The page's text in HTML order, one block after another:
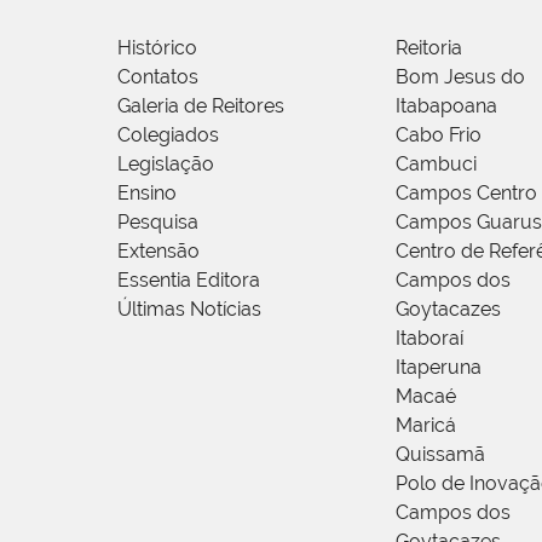
Histórico
Contatos
Galeria de Reitores
Colegiados
Legislação
Ensino
Pesquisa
Extensão
Essentia Editora
Últimas Notícias
Reitoria
Bom Jesus do
Itabapoana
Cabo Frio
Cambuci
Campos Centro
Campos Guarus
Centro de
Campos dos
Goytacazes
Itaboraí
Itaperuna
Macaé
Maricá
Quissamã
Polo de
Campos dos